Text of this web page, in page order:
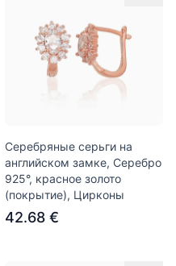
Серебряные серьги на
английском замке, Серебро
925°, красное золото
(покрытие), Цирконы
42.68 €